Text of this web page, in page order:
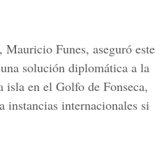
Funes, aseguró este
solución diplomática a la
isla en el Golfo de Fonseca,
instancias internacionales si